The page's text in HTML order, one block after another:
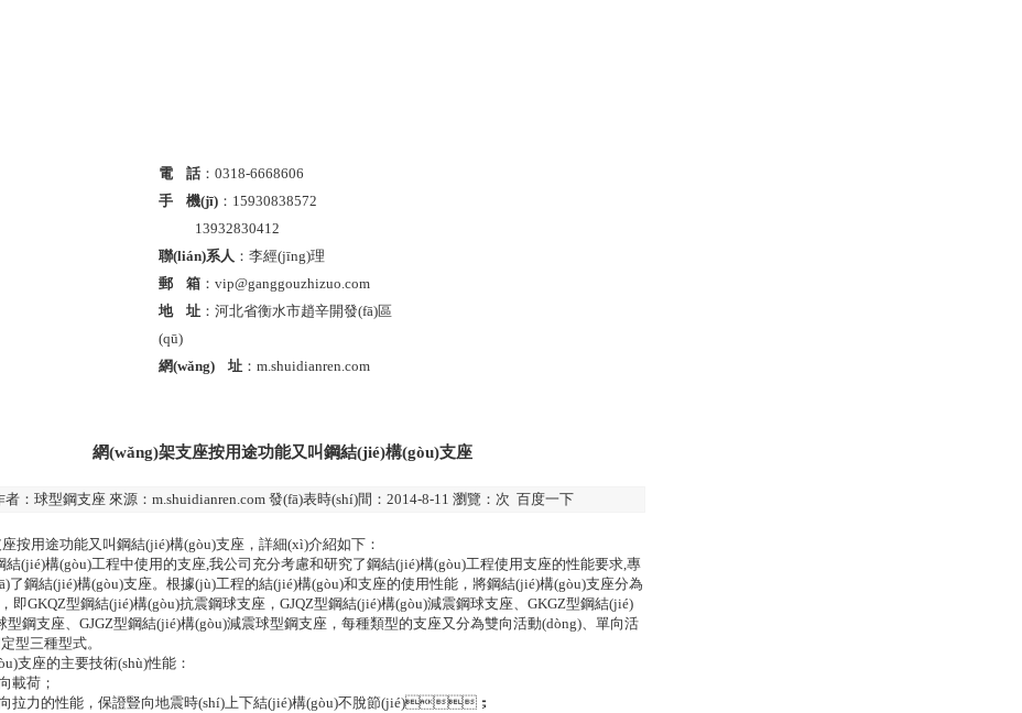
電 話：0318-6668606
手 機(jī)：15930838572
13932830412
聯(lián)系人 ：李經(jīng)理
郵 箱：vip@ganggouzhizuo.com
地 址：河北省衡水市趙辛開發(fā)區
(qū)
網(wǎng) 址：m.shuidianren.com
網(wǎng)架支座按用途功能又叫鋼結(jié)構(gòu)支座
者： 球型鋼支座來源： m.shuidianren.com發(fā)表時(shí)間：2014-8-11 瀏覽：次 百度一下
按用途功能又叫鋼結(jié)構(gòu)支座 ，詳細(xì)介紹如下：
結(jié)構(gòu)工程中使用的支座,我公司充分考慮和研究了鋼結(jié)構(gòu)工程使用支座的性能要求,專
了鋼結(jié)構(gòu)支座。根據(jù)工程的結(jié)構(gòu)和支座的使用性能，將鋼結(jié)構(gòu)支座分為
，即GKQZ型鋼結(jié)構(gòu)抗震鋼球支座，GJQZ型鋼結(jié)構(gòu)減震鋼球支座、GKGZ型鋼結(jié)
型鋼支座、GJGZ型鋼結(jié)構(gòu)減震球型鋼支座 ，每種類型的支座又分為雙向活動(dòng)、單向活
三種型式。
支座的主要技術(shù)性能：
荷；
向拉力的性能，保證豎向地震時(shí)上下結(jié)構(gòu)不脫節(jié)；